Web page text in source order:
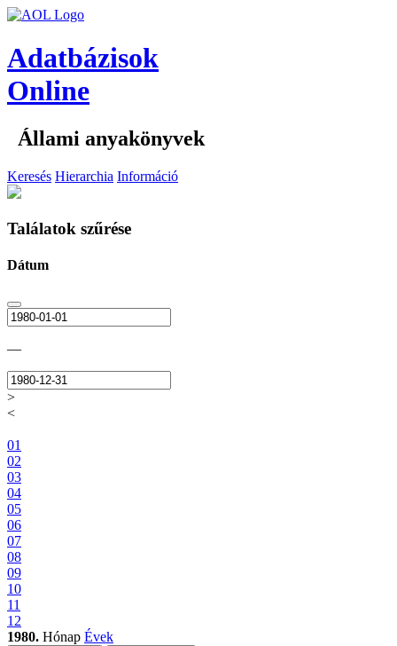
Adatbázisok
Online
Állami anyakönyvek
Keresés Hierarchia Információ
Találatok szűrése
Dátum
—
>
<
01
02
03
04
05
06
07
08
09
10
11
12
1980. Hónap Évek